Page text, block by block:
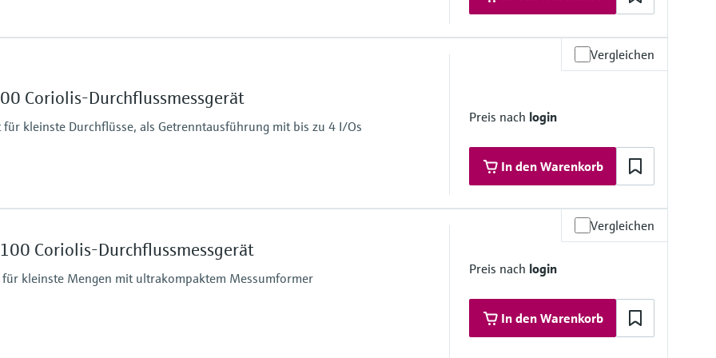
Vergleichen
Coriolis-Durchflussmessgerät
kleinste Durchflüsse, als Getrenntausführung mit bis zu 4 I/Os
Preis nach login
In den Warenkorb
430.9 bar (6250 psi)
Messrohr: Rostfreier Stahl, 1.4435 (316/316L); Alloy C22
Vergleichen
Coriolis-Durchflussmessgerät
kleinste Mengen mit ultrakompaktem Messumformer
Preis nach login
In den Warenkorb